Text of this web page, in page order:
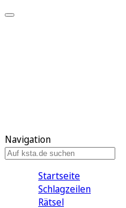
Navigation
Startseite
Schlagzeilen
Rätsel